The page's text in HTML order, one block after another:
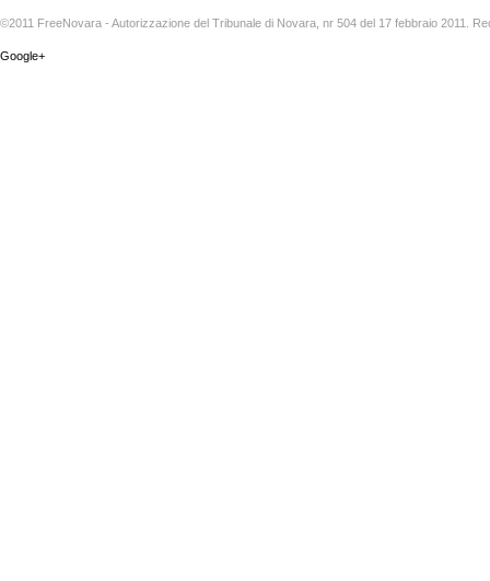
©2011 FreeNovara - Autorizzazione del Tribunale di Novara, nr 504 del 17 febbraio 2011.
Google+